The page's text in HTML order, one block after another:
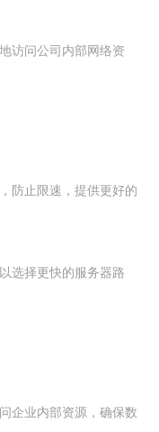
访问公司内部网络资
防止限速，提供更好的
选择更快的服务器路
企业内部资源，确保数